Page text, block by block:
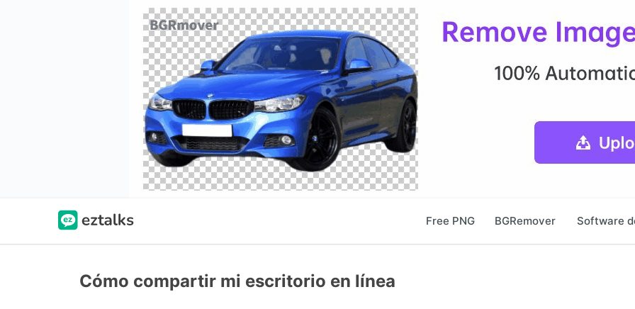
Free PNG BGRemover Software
Cómo compartir mi escritorio en línea